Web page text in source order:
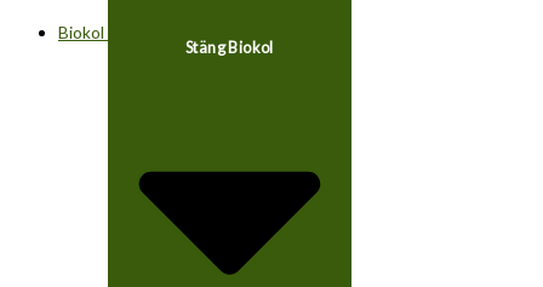
Biokol
Stäng Biokol